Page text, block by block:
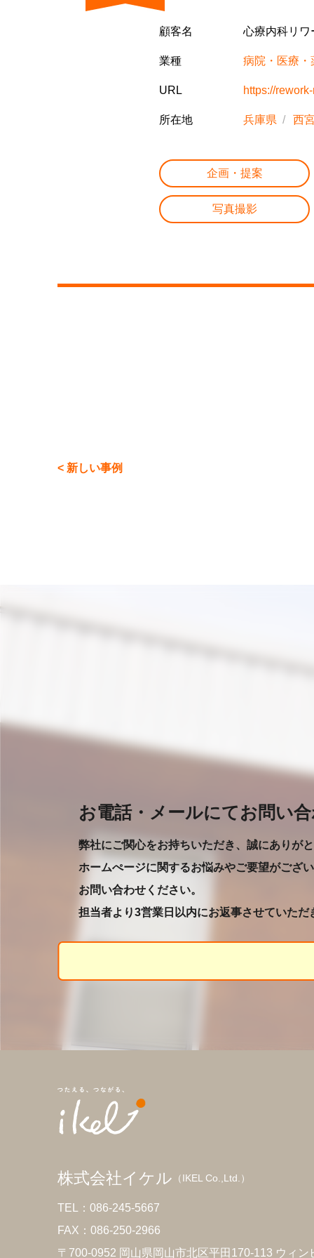
顧客名 心療内科リワ
業種 病院・医療・
URL https://
所在地 兵庫県 西
企画・提案
写真撮影
< 新しい事例
お電話・メールにてお問い
弊社にご関心をお持ちいただき、誠にありが
ホームぺージに関するお悩みやご要望がござ
お問い合わせください。
担当者より3営業日以内にお返事させていただ
株式会社イケル （IKEL Co.,Ltd.）
TEL：086-245-5667
FAX：086-250-2966
〒700-0952 岡山県岡山市北区平田170-113 ウィン